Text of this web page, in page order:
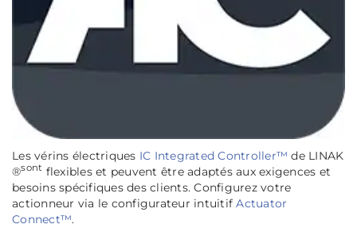
Les vérins électriques IC Integrated Controller™ de LINAK
®sont flexibles et peuvent être adaptés aux exigences et
besoins spécifiques des clients. Configurez votre
actionneur via le configurateur intuitifActuator
Connect™.